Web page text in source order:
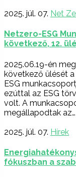
2025. júl. 07. Net
Netzero-ESG
következő, 12.
2025.06.19-én
következő ülését
ESG
ezúttal az ESG
volt. A
megállapodtak az…
2025. júl. 07. Hírek
fókuszban a